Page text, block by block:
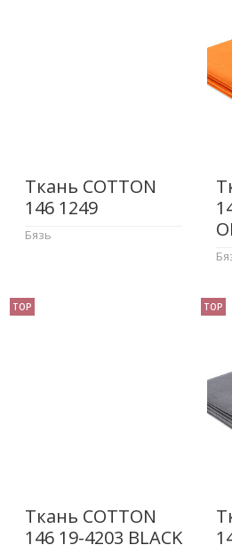
Ткань COTTON
146 1249
Бязь
TOP
Ткань COTTON
146 19-4203 BLACK
TOP